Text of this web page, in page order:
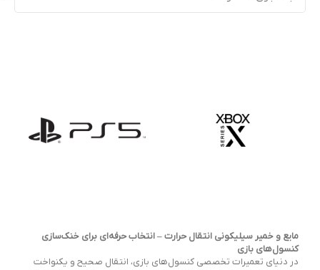
مایع و خمیر سیلیکونی انتقال حرارت – انتخاب حرفه‌ای برای خنک‌سازی
کنسول‌های بازی
در دنیای تعمیرات تخصصی کنسول‌های بازی، انتقال صحیح و یکنواخت